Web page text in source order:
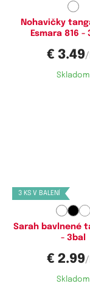
Nohavičky
Esmara 816 -
€ 3.49
Skladom
3 KS V BALENÍ
Sarah bavlnené
- 3bal
€ 2.99
Skladom